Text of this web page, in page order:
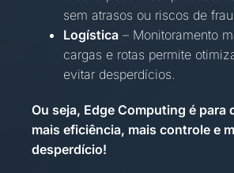
sem atrasos ou riscos de
Logística – Monitoramento
cargas e rotas permite
evitar desperdícios.
Ou seja, Edge Computing é para
mais eficiência, mais controle e
desperdício!